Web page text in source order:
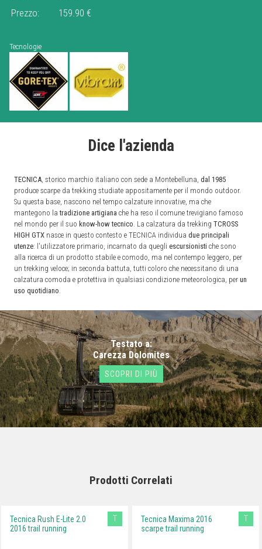
Prezzo:
159.90 €
Tecnologie
Dice l'azienda
TECNICA, storico marchio italiano con sede a Montebelluna, dal 1985
produce scarpe da trekking studiate appositamente per il mondo outdoor.
Su questa base, nascono nel tempo calzature innovative, ma che
mantegono latradizione artigiana che ha reso il comune trevigiano famoso
nel mondo per il suo know-how tecnico. La calzatura da trekking TCROSS
HIGH GTX nasce in questo contesto e TECNICA individua due principali
utenze: l'utilizzatore primario, incarnato da quegli escursionisti che sono
alla ricerca di un prodotto stabile e comodo, ma nel contempo leggero, per
un trekking veloce; in seconda battuta, tutti coloro che necessitano di una
calzatura comoda e protettiva in qualsiasi condizione meteorologica, per un
uso quotidiano.
Testato a:
Carezza Dolomites
SCOPRI DI PIÙ
Prodotti Correlati
Tecnica Rush E-Lite 2.0
2016 trail running
T
Tecnica Maxima 2016
scarpe trail running
T